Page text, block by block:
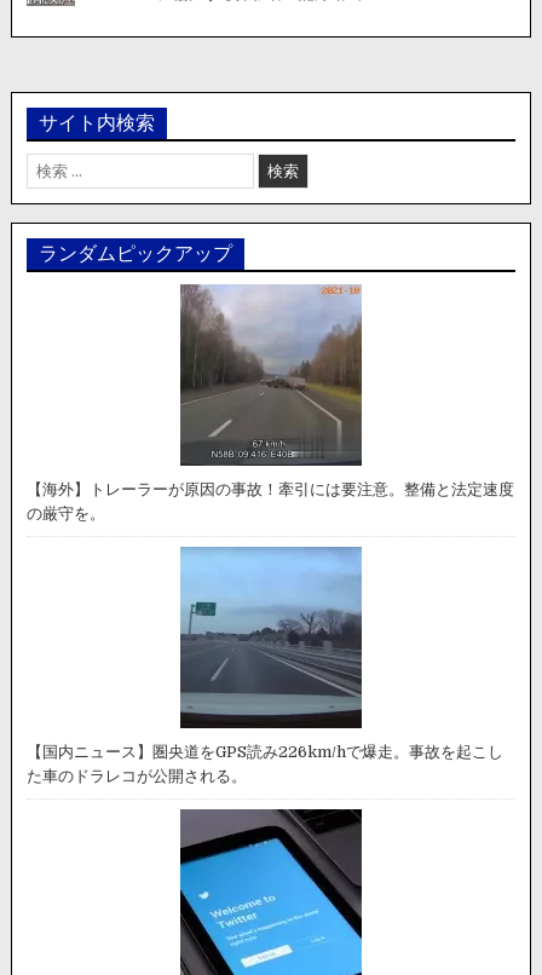
サイト内検索
検
索:
ランダムピックアップ
【海外】トレーラーが原因の事故！牽引には要注意。整備と法定速度
の厳守を。
【国内ニュース】圏央道をGPS読み226km/hで爆走。事故を起こし
た車のドラレコが公開される。